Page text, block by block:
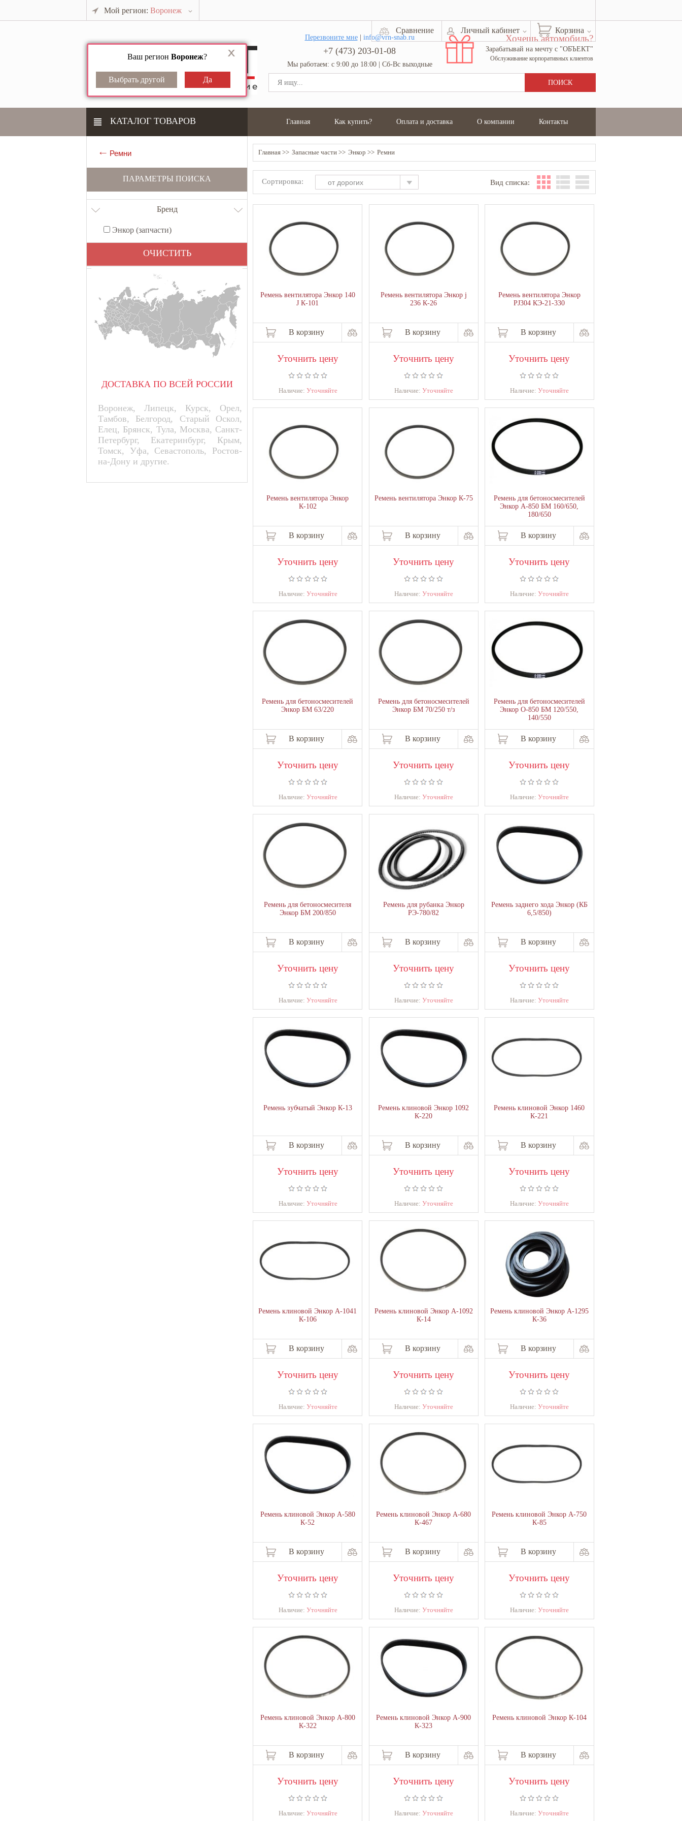
Мой регион: Воронеж
Ваш регион Воронеж?
Корзина
Личный кабинет
Сравнение
Перезвоните мне| info@vrn-snab.ru
+7 (473) 203-01-08
Мы работаем: с 9:00 до 18:00 | Сб-Вс выходные
Хочешь автомобиль?
Зарабатывай на мечту с "ОБЪЕКТ"
Обслуживание корпоративных клиентов
КАТАЛОГ ТОВАРОВ Главная Как купить? Оплата и доставка О компании Контакты
Ремни
ПАРАМЕТРЫ ПОИСКА
Бренд
Энкор (запчасти)
ОЧИСТИТЬ
ДОСТАВКА ПО ВСЕЙ РОССИИ
Воронеж, Липецк, Курск, Орел,
Тамбов, Белгород, Старый Оскол,
Елец, Брянск, Тула, Москва, Санкт-
Петербург, Екатеринбург, Крым,
Томск, Уфа, Севастополь, Ростов-
на-Дону и другие.
Главная Запасные части Энкор Ремни
Сортировка: от дорогих Вид списка:
Ремень вентилятора Энкор 140
J К-101
В корзину
Уточнить цену
Наличие: Уточняйте
Ремень вентилятора Энкор j
236 К-26
В корзину
Уточнить цену
Наличие:Уточняйте
Ремень вентилятора Энкор
PJ304 КЭ-21-330
В корзину
Уточнить цену
Наличие:Уточняйте
Ремень вентилятора Энкор
К-102
В корзину
Уточнить цену
Наличие: Уточняйте
Ремень вентилятора Энкор К-75
В корзину
Уточнить цену
Наличие:Уточняйте
Ремень для бетоносмесителей
Энкор А-850 БМ 160/650,
180/650
В корзину
Уточнить цену
Наличие:Уточняйте
Ремень для бетоносмесителей
Энкор БМ 63/220
В корзину
Уточнить цену
Наличие: Уточняйте
Ремень для бетоносмесителей
Энкор БМ 70/250 т/з
В корзину
Уточнить цену
Наличие:Уточняйте
Ремень для бетоносмесителей
Энкор О-850 БМ 120/550,
140/550
В корзину
Уточнить цену
Наличие:Уточняйте
Ремень для бетоносмесителя
Энкор БМ 200/850
В корзину
Уточнить цену
Наличие: Уточняйте
Ремень для рубанка Энкор
РЭ-780/82
В корзину
Уточнить цену
Наличие:Уточняйте
Ремень заднего хода Энкор (КБ
6,5/850)
В корзину
Уточнить цену
Наличие:Уточняйте
Ремень зубчатый Энкор К-13
В корзину
Уточнить цену
Наличие: Уточняйте
Ремень клиновой Энкор 1092
К-220
В корзину
Уточнить цену
Наличие:Уточняйте
Ремень клиновой Энкор 1460
К-221
В корзину
Уточнить цену
Наличие:Уточняйте
Ремень клиновой Энкор А-1041
К-106
В корзину
Уточнить цену
Наличие: Уточняйте
Ремень клиновой Энкор А-1092
К-14
В корзину
Уточнить цену
Наличие:Уточняйте
Ремень клиновой Энкор А-1295
К-36
В корзину
Уточнить цену
Наличие:Уточняйте
Ремень клиновой Энкор А-580
К-52
В корзину
Уточнить цену
Наличие: Уточняйте
Ремень клиновой Энкор А-680
К-467
В корзину
Уточнить цену
Наличие:Уточняйте
Ремень клиновой Энкор А-750
К-85
В корзину
Уточнить цену
Наличие:Уточняйте
Ремень клиновой Энкор А-800
К-322
В корзину
Уточнить цену
Наличие: Уточняйте
Ремень клиновой Энкор А-900
К-323
В корзину
Уточнить цену
Наличие:Уточняйте
Ремень клиновой Энкор К-104
В корзину
Уточнить цену
Наличие:Уточняйте